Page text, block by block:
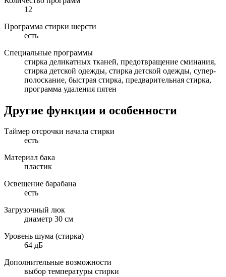
12
Программа стирки шерсти
есть
Специальные программы
стирка деликатных тканей, предотвращение сминания,
стирка детской одежды, стирка детской одежды, супер-
полоскание, быстрая стирка, предварительная стирка,
программа удаления пятен
Другие функции и особенности
Таймер отсрочки начала стирки
есть
Материал бака
пластик
Освещение барабана
есть
Загрузочный люк
диаметр 30 см
Уровень шума (стирка)
64 дБ
Дополнительные возможности
выбор температуры стирки